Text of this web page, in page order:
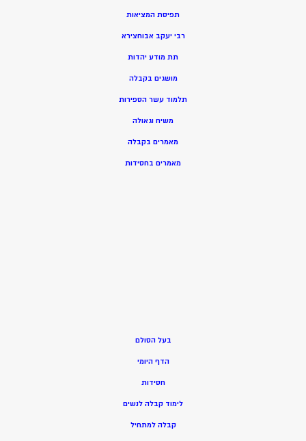
תפיסת המציאות
רבי יעקב אבוחצירא
תת מודע יהדות
מושגים בקבלה
תלמוד עשר הספירות
משיח וגאולה
מאמרים בקבלה
מאמרים בחסידות
בעל הסולם
הדף היומי
חסידות
לימוד קבלה לנשים
קבלה למתחיל